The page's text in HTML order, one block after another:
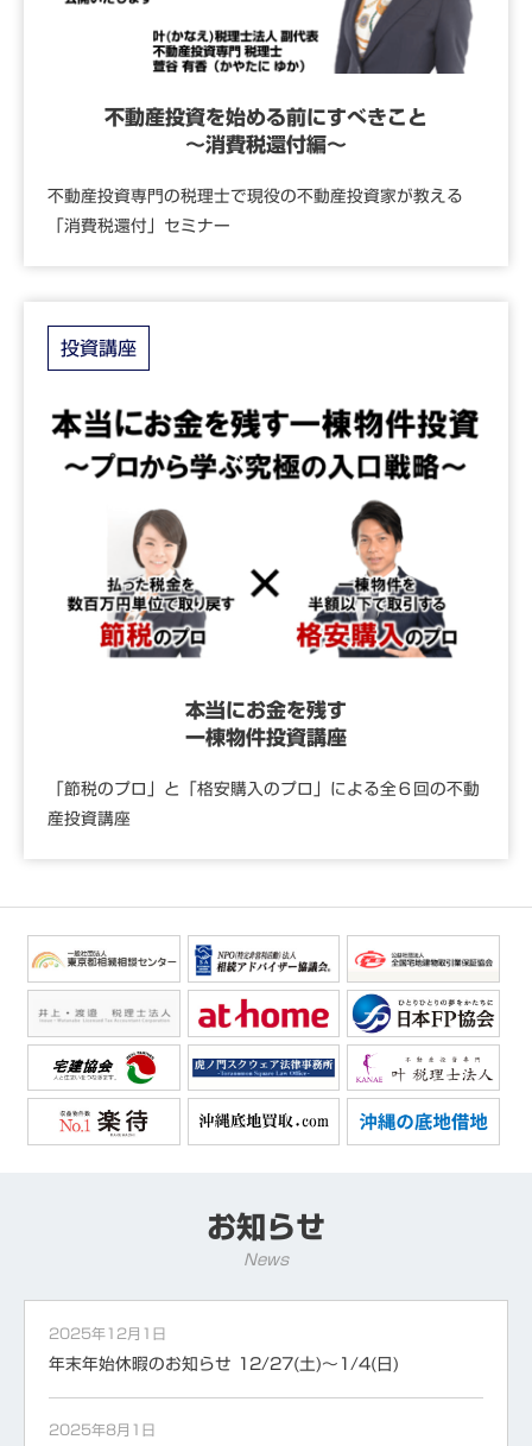
不動産投資を始める前にすべきこと
～消費税還付編～
不動産投資専門の税理士で現役の不動産投資家が教える
「消費税還付」セミナー
投資講座
本当にお金を残す
一棟物件投資講座
「節税のプロ」と「格安購入のプロ」による全６回の不動
産投資講座
お知らせ
News
2025年12月1日
年末年始休暇のお知らせ 12/27(土)～1/4(日)
2025年8月1日